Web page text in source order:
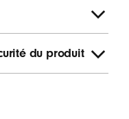
du produit